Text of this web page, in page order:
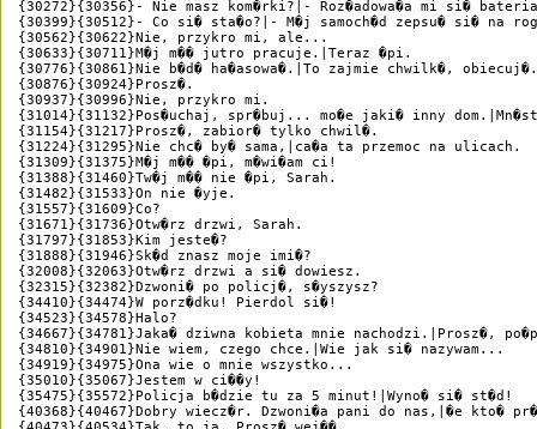
{30272}{30356}- Nie masz kom�rki?|- Roz�adowa�a mi si�
{30399}{30512}- Co si� sta�o?|- M�j samoch�d zepsu� si� na
{30562}{30622}Nie, przykro mi, ale...
{30633}{30711}M�j m�� jutro pracuje.|Teraz �pi.
{30776}{30861}Nie b�d� ha�asowa�.|To zajmie chwilk�, obiecuj�.
{30876}{30924}Prosz�.
{30937}{30996}Nie, przykro mi.
{31014}{31132}Pos�uchaj, spr�buj... mo�e jaki� inny
{31154}{31217}Prosz�, zabior� tylko chwil�.
{31224}{31295}Nie chc� by� sama,|ca�a ta przemoc na ulicach.
{31309}{31375}M�j m�� �pi, m�wi�am ci!
{31388}{31460}Tw�j m�� nie �pi, Sarah.
{31482}{31533}On nie �yje.
{31557}{31609}Co?
{31671}{31736}Otw�rz drzwi, Sarah.
{31797}{31853}Kim jeste�?
{31888}{31946}Sk�d znasz moje imi�?
{32008}{32063}Otw�rz drzwi a si� dowiesz.
{32315}{32382}Dzwoni� po policj�, s�yszysz?
{34410}{34474}W porz�dku! Pierdol si�!
{34523}{34578}Halo?
{34667}{34781}Jaka� dziwna kobieta mnie nachodzi.|Prosz�,
{34810}{34901}Nie wiem, czego chce.|Wie jak si� nazywam...
{34919}{34975}Ona wie o mnie wszystko...
{35010}{35067}Jestem w ci��y!
{35475}{35572}Policja b�dzie tu za 5 minut!|Wyno� si� st�d!
{40368}{40467}Dobry wiecz�r. Dzwoni�a pani do nas,|�e kto�